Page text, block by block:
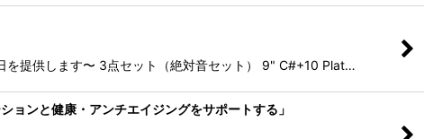
を提供します〜 3点セット（絶対音セット） 9" C#+10 Plat…
ンと健康・アンチエイジングをサポートする」